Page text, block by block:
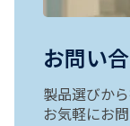
お問い
製品選びか
お気軽にお